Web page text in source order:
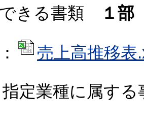
きる書類
１部
売上高推移表
業種に属する事